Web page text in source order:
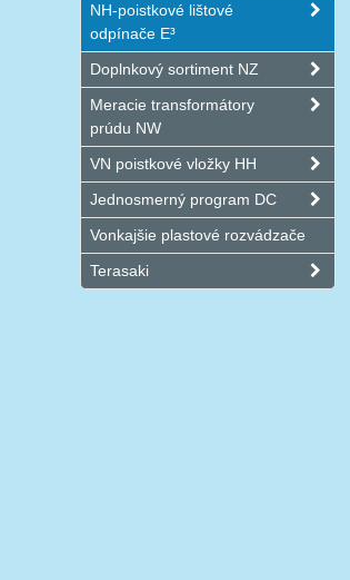
NH-poistkové lištové
odpínače E³
Doplnkový sortiment NZ
Meracie transformátory
prúdu NW
VN poistkové vložky HH
Jednosmerný program DC
Vonkajšie plastové rozvádzače
Terasaki